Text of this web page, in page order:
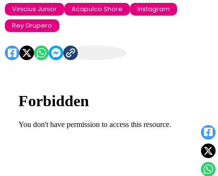
Vinicius Junior Acapulco Shore
Instagram
Rey Grupero